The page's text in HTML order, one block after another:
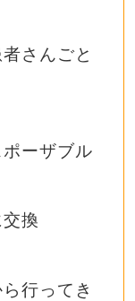
さんごと
ポーザブル
換
行ってき